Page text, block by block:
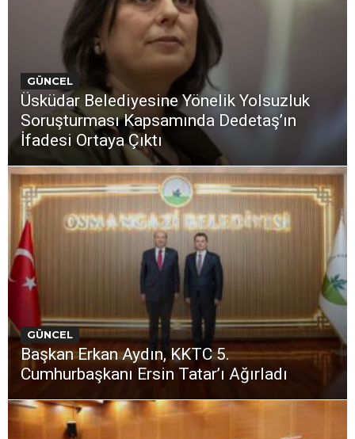
GÜNCEL
Üsküdar Belediyesine Yönelik Yolsuzluk
Soruşturması Kapsamında Dedetaş’ın
İfadesi Ortaya Çıktı
GÜNCEL
Başkan Erkan Aydın, KKTC 5.
Cumhurbaşkanı Ersin Tatar’ı Ağırladı